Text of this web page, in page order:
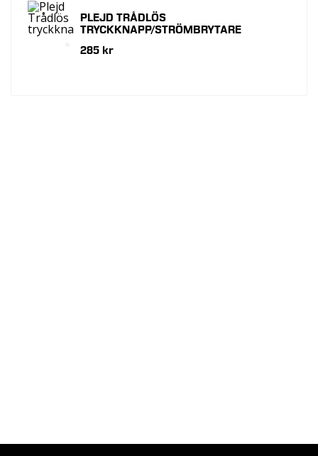
PLEJD TRÅDLÖS
TRYCKKNAPP/STRÖMBRYTARE
285 kr